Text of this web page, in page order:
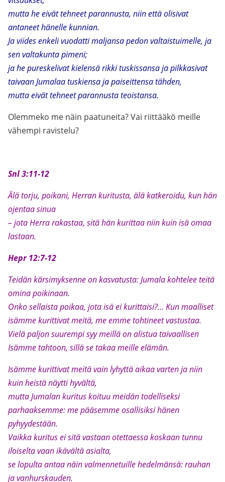
mutta he eivät tehneet parannusta, niin että olisivat
antaneet hänelle kunnian.
Ja viides enkeli vuodatti maljansa pedon valtaistuimelle, ja
sen valtakunta pimeni;
ja he pureskelivat kielensä rikki tuskissansa ja pilkkasivat
taivaan Jumalaa tuskiensa ja paiseittensa tähden,
mutta eivät tehneet parannusta teoistansa.
Olemmeko me näin paatuneita? Vai riittääkö meille
vähempi ravistelu?
Snl 3:11-12
Älä torju, poikani, Herran kuritusta, älä katkeroidu, kun hän
ojentaa sinua
– jota Herra rakastaa, sitä hän kurittaa niin kuin isä omaa
lastaan.
Hepr 12:7-12
Teidän kärsimyksenne on kasvatusta: Jumala kohtelee teitä
omina poikinaan.
Onko sellaista poikaa, jota isä ei kurittaisi?… Kun maalliset
isämme kurittivat meitä, me emme tohtineet vastustaa.
Vielä paljon suurempi syy meillä on alistua taivaallisen
Isämme tahtoon, sillä se takaa meille elämän.
Isämme kurittivat meitä vain lyhyttä aikaa varten ja niin
kuin heistä näytti hyvältä,
mutta Jumalan kuritus koituu meidän todelliseksi
parhaaksemme: me pääsemme osallisiksi hänen
pyhyydestään.
Vaikka kuritus ei sitä vastaan otettaessa koskaan tunnu
iloiselta vaan ikävältä asialta,
se lopulta antaa näin valmennetuille hedelmänsä: rauhan
ja vanhurskauden.